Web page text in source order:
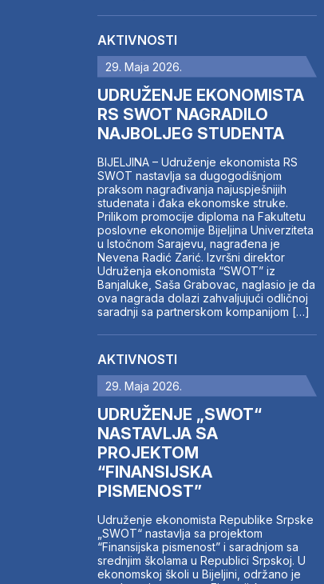
AKTIVNOSTI
29. Maja 2026.
UDRUŽENJE EKONOMISTA
RS SWOT NAGRADILO
NAJBOLJEG STUDENTA
BIJELJINA – Udruženje ekonomista RS
SWOT nastavlja sa dugogodišnjom
praksom nagrađivanja najuspješnijih
studenata i đaka ekonomske struke.
Prilikom promocije diploma na Fakultetu
poslovne ekonomije Bijeljina Univerziteta
u Istočnom Sarajevu, nagrađena je
Nevena Radić Zarić. Izvršni direktor
Udruženja ekonomista “SWOT” iz
Banjaluke, Saša Grabovac, naglasio je da
ova nagrada dolazi zahvaljujući odličnoj
saradnji sa partnerskom kompanijom […]
AKTIVNOSTI
29. Maja 2026.
UDRUŽENJE „SWOT“
NASTAVLJA SA
PROJEKTOM
“FINANSIJSKA
PISMENOST”
Udruženje ekonomista Republike Srpske
„SWOT“ nastavlja sa projektom
“Finansijska pismenost” i saradnjom sa
srednjim školama u Republici Srpskoj. U
ekonomskoj školi u Bijeljini, održano je